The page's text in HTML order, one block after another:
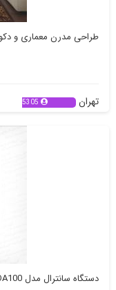
طراحی مدرن معماری و
تهران 5305
دستگاه سانترال مدل KX-TDA100